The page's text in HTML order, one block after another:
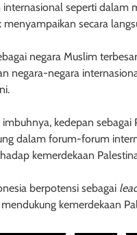
seperti dalam
menyampaikan secara
negara Muslim
negara-negara
imbuhnya, kedepan
dalam forum-forum
kemerdekaan
berpotensi sebagai
kemerdekaan